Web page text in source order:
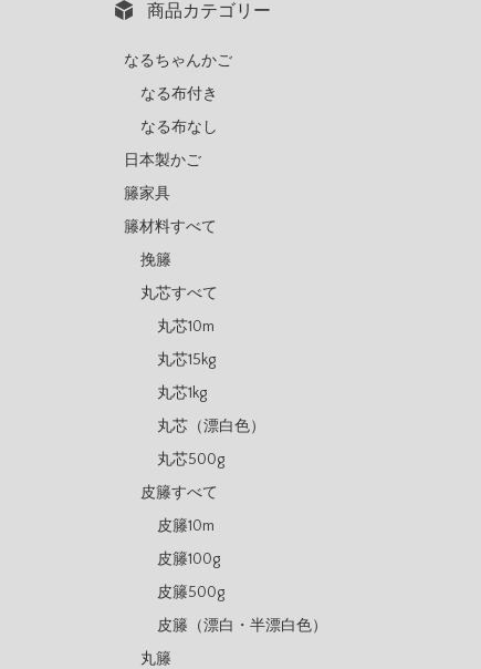
商品カテゴリー
なるちゃんかご
なる布付き
なる布なし
日本製かご
籐家具
籐材料すべて
挽籐
丸芯すべて
丸芯10m
丸芯15kg
丸芯1kg
丸芯（漂白色）
丸芯500g
皮籐すべて
皮籐10m
皮籐100g
皮籐500g
皮籐（漂白・半漂白色）
丸籐